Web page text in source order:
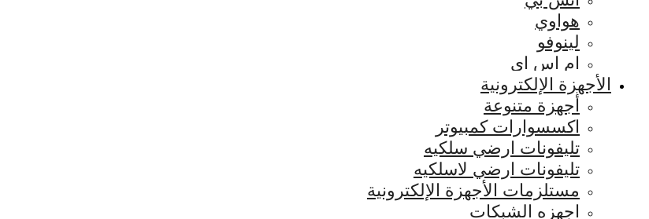
هواوي
لينوفو
ام اس اي
الأجهزة الإلكترونية
أجهزة متنوعة
اكسسوارات كمبيوتر
تليفونات ارضي سلكيه
تليفونات ارضي لاسلكيه
مستلزمات الأجهزة الإلكترونية
اجهزه الشبكات